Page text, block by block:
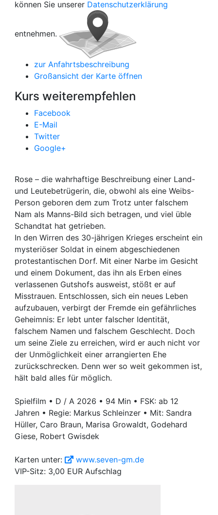
können Sie unserer Datenschutzerklärung
entnehmen.
zur Anfahrtsbeschreibung
Großansicht der Karte öffnen
Kurs weiterempfehlen
Facebook
E-Mail
Twitter
Google+
Rose – die wahrhaftige Beschreibung einer Land-
und Leutebetrügerin, die, obwohl als eine Weibs-
Person geboren dem zum Trotz unter falschem
Nam als Manns-Bild sich betragen, und viel üble
Schandtat hat getrieben.
In den Wirren des 30-jährigen Krieges erscheint ein
mysteriöser Soldat in einem abgeschiedenen
protestantischen Dorf. Mit einer Narbe im Gesicht
und einem Dokument, das ihn als Erben eines
verlassenen Gutshofs ausweist, stößt er auf
Misstrauen. Entschlossen, sich ein neues Leben
aufzubauen, verbirgt der Fremde ein gefährliches
Geheimnis: Er lebt unter falscher Identität,
falschem Namen und falschem Geschlecht. Doch
um seine Ziele zu erreichen, wird er auch nicht vor
der Unmöglichkeit einer arrangierten Ehe
zurückschrecken. Denn wer so weit gekommen ist,
hält bald alles für möglich.
Spielfilm • D / A 2026 • 94 Min • FSK: ab 12
Jahren • Regie: Markus Schleinzer • Mit: Sandra
Hüller, Caro Braun, Marisa Growaldt, Godehard
Giese, Robert Gwisdek
Karten unter:
www.seven-gm.de
VIP-Sitz: 3,00 EUR Aufschlag